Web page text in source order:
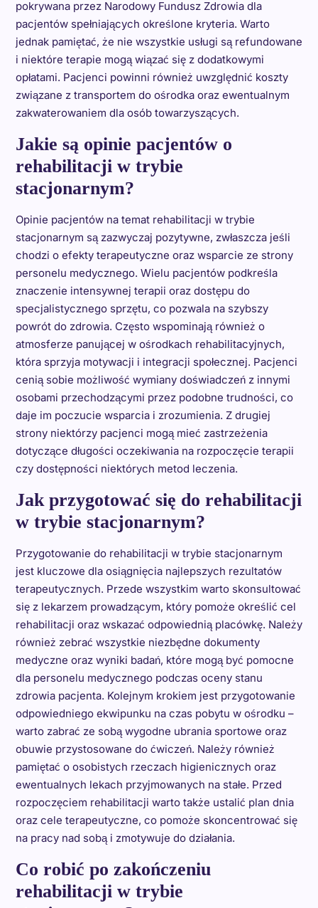
pokrywana przez Narodowy Fundusz Zdrowia dla
pacjentów spełniających określone kryteria. Warto
jednak pamiętać, że nie wszystkie usługi są refundowane
i niektóre terapie mogą wiązać się z dodatkowymi
opłatami. Pacjenci powinni również uwzględnić koszty
związane z transportem do ośrodka oraz ewentualnym
zakwaterowaniem dla osób towarzyszących.
Jakie są opinie pacjentów o
rehabilitacji w trybie
stacjonarnym?
Opinie pacjentów na temat rehabilitacji w trybie
stacjonarnym są zazwyczaj pozytywne, zwłaszcza jeśli
chodzi o efekty terapeutyczne oraz wsparcie ze strony
personelu medycznego. Wielu pacjentów podkreśla
znaczenie intensywnej terapii oraz dostępu do
specjalistycznego sprzętu, co pozwala na szybszy
powrót do zdrowia. Często wspominają również o
atmosferze panującej w ośrodkach rehabilitacyjnych,
która sprzyja motywacji i integracji społecznej. Pacjenci
cenią sobie możliwość wymiany doświadczeń z innymi
osobami przechodzącymi przez podobne trudności, co
daje im poczucie wsparcia i zrozumienia. Z drugiej
strony niektórzy pacjenci mogą mieć zastrzeżenia
dotyczące długości oczekiwania na rozpoczęcie terapii
czy dostępności niektórych metod leczenia.
Jak przygotować się do rehabilitacji
w trybie stacjonarnym?
Przygotowanie do rehabilitacji w trybie stacjonarnym
jest kluczowe dla osiągnięcia najlepszych rezultatów
terapeutycznych. Przede wszystkim warto skonsultować
się z lekarzem prowadzącym, który pomoże określić cel
rehabilitacji oraz wskazać odpowiednią placówkę. Należy
również zebrać wszystkie niezbędne dokumenty
medyczne oraz wyniki badań, które mogą być pomocne
dla personelu medycznego podczas oceny stanu
zdrowia pacjenta. Kolejnym krokiem jest przygotowanie
odpowiedniego ekwipunku na czas pobytu w ośrodku –
warto zabrać ze sobą wygodne ubrania sportowe oraz
obuwie przystosowane do ćwiczeń. Należy również
pamiętać o osobistych rzeczach higienicznych oraz
ewentualnych lekach przyjmowanych na stałe. Przed
rozpoczęciem rehabilitacji warto także ustalić plan dnia
oraz cele terapeutyczne, co pomoże skoncentrować się
na pracy nad sobą i zmotywuje do działania.
Co robić po zakończeniu
rehabilitacji w trybie